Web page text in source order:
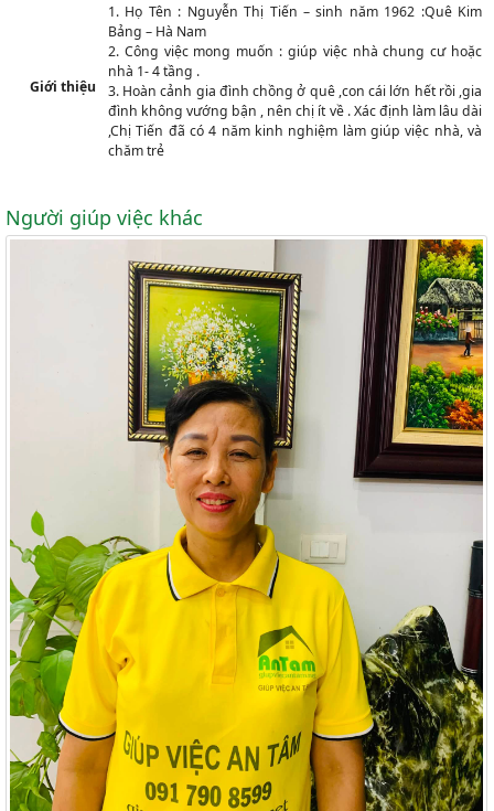
Giới thiệu
1. Họ Tên : Nguyễn Thị Tiến – sinh năm 1962 :Quê Kim
Bảng – Hà Nam
2. Công việc mong muốn : giúp việc nhà chung cư hoặc
nhà 1- 4 tầng .
3. Hoàn cảnh gia đình chồng ở quê ,con cái lớn hết rồi ,gia
đình không vướng bận , nên chị ít về . Xác định làm lâu dài
,Chị Tiến đã có 4 năm kinh nghiệm làm giúp việc nhà, và
chăm trẻ
Người giúp việc khác